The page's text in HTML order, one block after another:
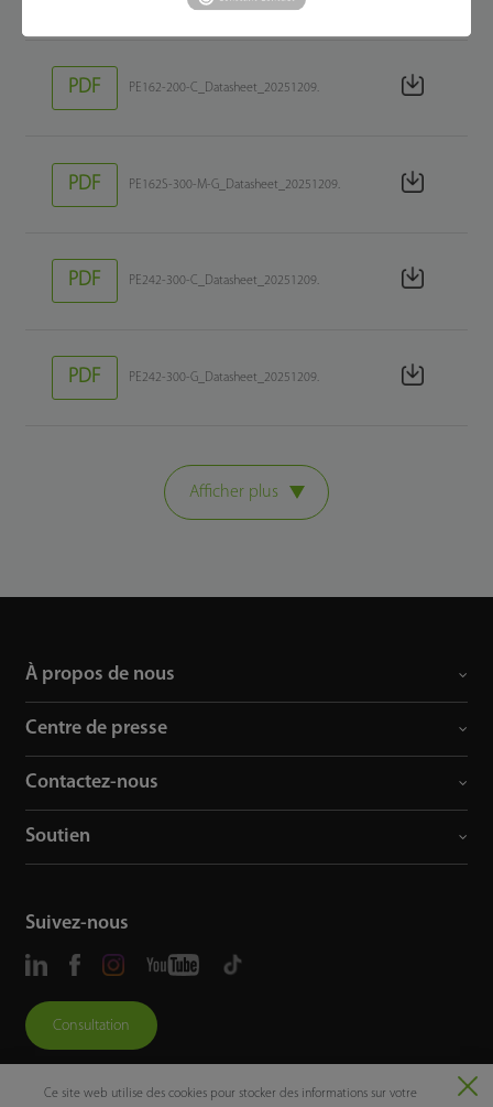
PDF PE162-200-C_Datasheet_20251209.
PDF PE162S-300-M-G_Datasheet_20251209.
PDF PE242-300-C_Datasheet_20251209.
PDF PE242-300-G_Datasheet_20251209.
Afficher plus
À propos de nous
Centre de presse
Contactez-nous
Soutien
Suivez-nous
Consultation
Ce site web utilise des cookies pour stocker des informations sur votre